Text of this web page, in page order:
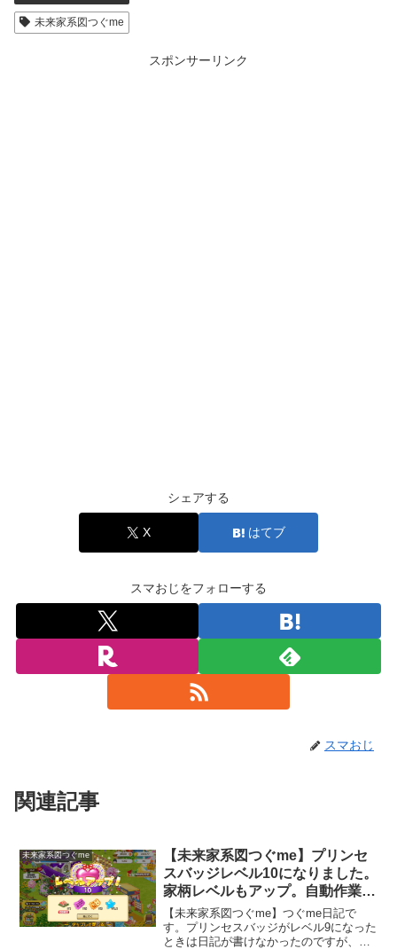
未来家系図つぐme
スポンサーリンク
シェアする
X はてブ
スマおじをフォローする
スマおじ
関連記事
未来家系図つぐme
【未来家系図つぐme】プリンセ
スバッジレベル10になりました。
家柄レベルもアップ。自動作業ロ
ボット継続したらとても便利でし
た。
【未来家系図つぐme】つぐme日記で
す。プリンセスバッジがレベル9になった
ときは日記が書けなかったのですが、本